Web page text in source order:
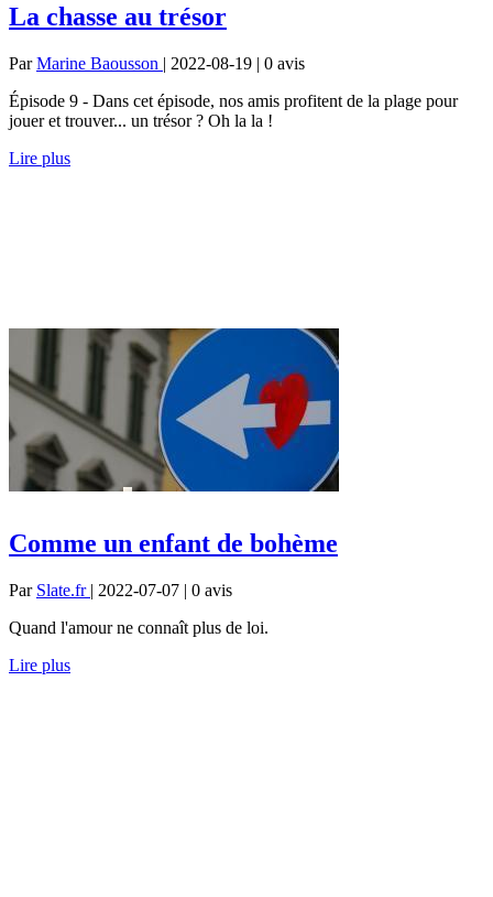
La chasse au trésor
ParMarine Baousson | 2022-08-19 | 0 avis
Épisode 9 - Dans cet épisode, nos amis profitent de la plage pour
jouer et trouver... un trésor ? Oh la la !
Lire plus
Comme un enfant de bohème
Par Slate.fr | 2022-07-07 | 0 avis
Quand l'amour ne connaît plus de loi.
Lire plus